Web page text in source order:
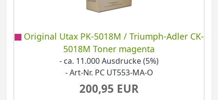
Original Utax PK-5018M / Triumph-Adler CK-
5018M Toner magenta
- ca. 11.000 Ausdrucke (5%)
- Art-Nr. PC UT553-MA-O
200,95 EUR